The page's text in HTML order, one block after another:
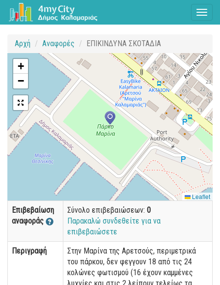
Αρχή Αναφορές ΕΠΙΚΙΝΔΥΝΑ ΣΚΟΤΑΔΙΑ
+
−
Leaflet
Επιβεβαίωση
αναφοράς
Σύνολο επιβεβαιώσεων: 0
Παρακαλώ συνδεθείτε για να
επιβεβαιώσετε
Περιγραφή
Στην Μαρίνα της Αρετσούς, περιμετρικά
του πάρκου, δεν φεγγουν 18 από τις 24
κολώνες φωτισμού (16 έχουν καμμένες